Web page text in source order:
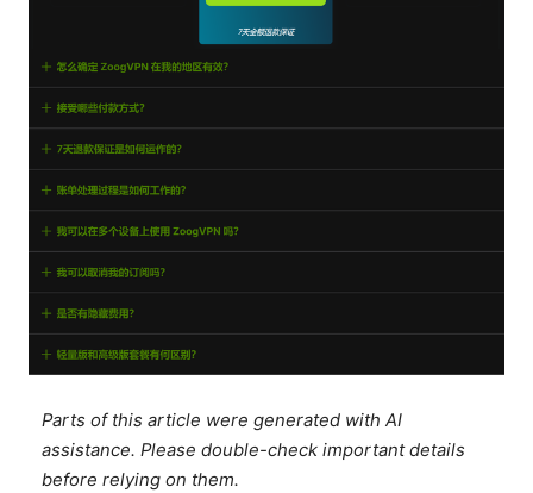
Parts of this article were generated with AI
assistance. Please double-check important details
before relying on them.